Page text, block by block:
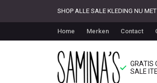
SHOP ALLE SALE KLEDING NU
Home Merken Contact
GRATIS
SALE